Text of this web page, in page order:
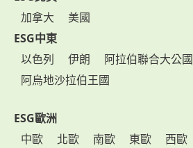
加拿大
美國
ESG中東
以色列
伊朗
阿拉伯聯合大公國
阿烏地沙拉伯王國
ESG歐洲
中歐
北歐 南歐 東歐 西歐